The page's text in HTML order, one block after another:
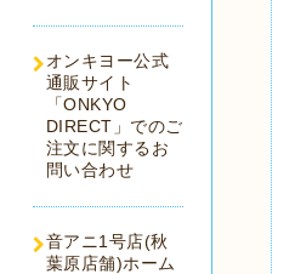
オンキヨー公式
通販サイト
「ONKYO
DIRECT」でのご
注文に関するお
問い合わせ
音アニ1号店(秋
葉原店舗)ホーム